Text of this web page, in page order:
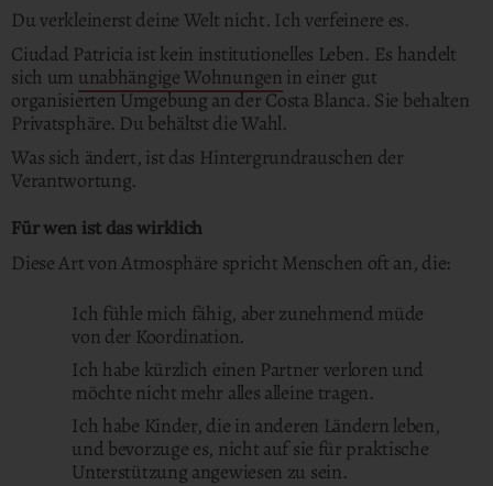
Du verkleinerst deine Welt nicht. Ich verfeinere es.
Ciudad Patricia ist kein institutionelles Leben. Es handelt
sich um unabhängige Wohnungen in einer gut
organisierten Umgebung an der Costa Blanca. Sie behalten
Privatsphäre. Du behältst die Wahl.
Was sich ändert, ist das Hintergrundrauschen der
Verantwortung.
Für wen ist das wirklich
Diese Art von Atmosphäre spricht Menschen oft an, die:
Ich fühle mich fähig, aber zunehmend müde
von der Koordination.
Ich habe kürzlich einen Partner verloren und
möchte nicht mehr alles alleine tragen.
Ich habe Kinder, die in anderen Ländern leben,
und bevorzuge es, nicht auf sie für praktische
Unterstützung angewiesen zu sein.